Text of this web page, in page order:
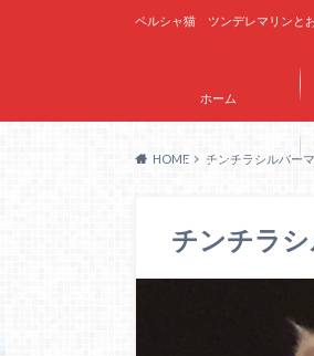
ペルシャ猫 ツンデレマリンと
ホーム
サイトマップ
HOME チンチラシルバー
チンチラ